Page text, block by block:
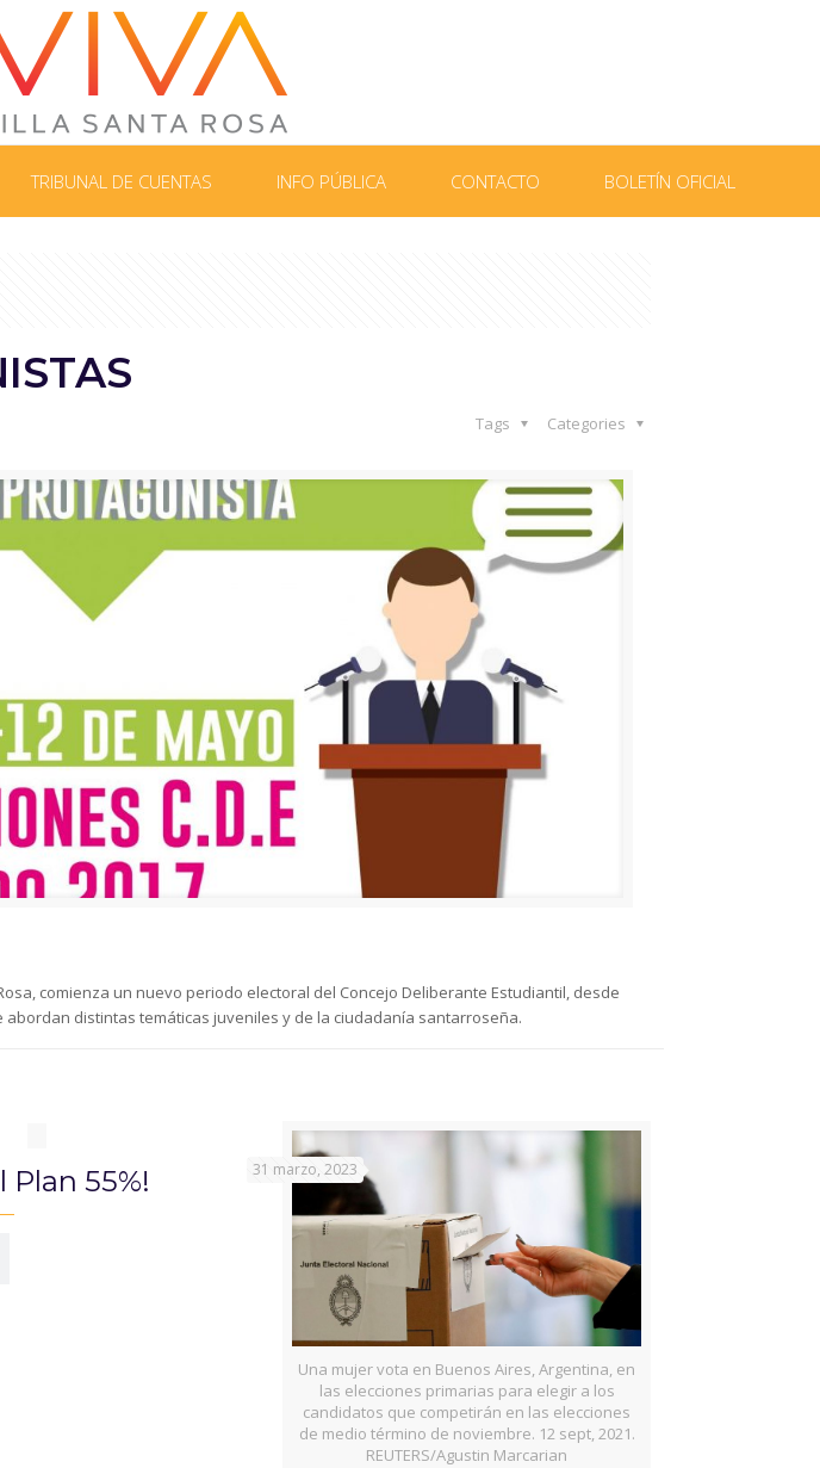
TRIBUNAL DE CUENTAS INFO PÚBLICA CONTACTO BOLETÍN OFICIAL
Categories
Tags
comienza un nuevo periodo electoral del Concejo Deliberante Estudiantil, desde
distintas temáticas juveniles y de la ciudadanía santarroseña.
Plan 55%!
Una mujer vota en Buenos Aires, Argentina, en
las elecciones primarias para elegir a los
candidatos que competirán en las elecciones
de medio término de noviembre. 12 sept, 2021.
REUTERS/Agustin Marcarian
31 marzo, 2023